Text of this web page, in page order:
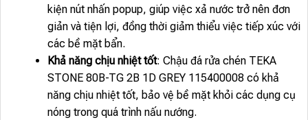
kiện nút nhấn popup, giúp việc xả nước trở nên đơn
giản và tiện lợi, đồng thời giảm thiểu việc tiếp xúc với
các bề mặt bẩn.
Khả năng chịu nhiệt tốt: Chậu đá rửa chén TEKA
STONE 80B-TG 2B 1D GREY 115400008 có khả
năng chịu nhiệt tốt, bảo vệ bề mặt khỏi các dụng cụ
nóng trong quá trình nấu nướng.